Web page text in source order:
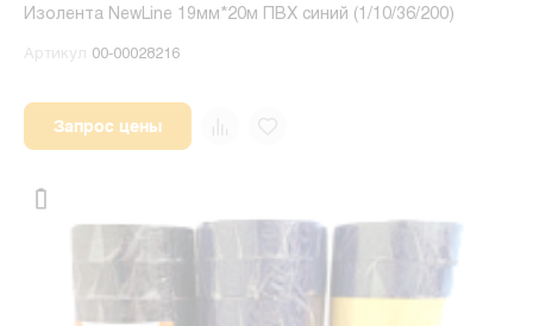
Изолента NewLine 19мм*20м ПВХ синий (1/10/36/200)
Артикул 00-00028216
Запрос цены